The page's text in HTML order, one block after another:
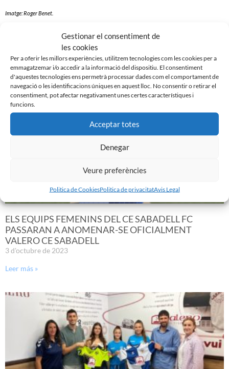
Gestionar el consentiment de
les cookies
Per a oferir les millors experiències, utilitzem tecnologies com les cookies per a
emmagatzemar i/o accedir a la informació del dispositiu. El consentiment
d'aquestes tecnologies ens permetrà processar dades com el comportament de
navegació o les identificacions úniques en aquest lloc. No consentir o retirar el
consentiment, pot afectar negativament unes certes característiques i
funcions.
Acceptar totes
Denegar
Veure preferències
Politica de CookiesPolitica de privacitatAvis Legal
Imatge: Roger Benet.
Noticias Relacionadas
ELS EQUIPS FEMENINS DEL CE SABADELL FC
PASSARAN A ANOMENAR-SE OFICIALMENT
VALERO CE SABADELL
3 d'octubre de 2023
Leer más »